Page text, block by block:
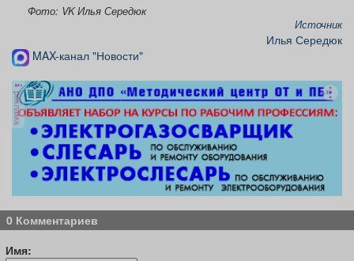
Фото: VK Илья Середюк
Источник
Илья Середюк
MAX-канал "Новости"
реклама
0 Комментариев
Имя: